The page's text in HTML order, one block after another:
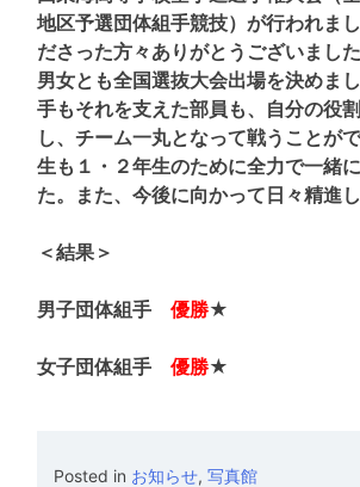
地区予選団体組手競技）が行われま
ださった方々ありがとうございまし
男女とも全国選抜大会出場を決めま
手もそれを支えた部員も、自分の役
し、チーム一丸となって戦うことが
生も１・２年生のために全力で一緒
た。また、今後に向かって日々精進し
＜結果＞
男子団体組手 優勝★
女子団体組手 優勝★
Posted in お知らせ, 写真館